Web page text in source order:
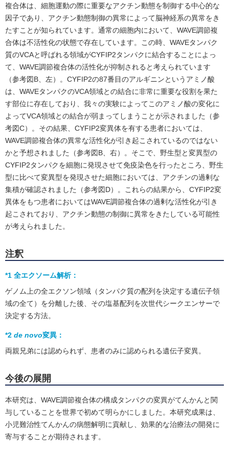
複合体は、細胞運動の際に重要なアクチン動態を制御する中心的な
因子であり、アクチン動態制御の異常によって脳神経系の異常をき
たすことが知られています。通常の細胞内において、WAVE調節複
合体は不活性化の状態で存在しています。この時、WAVEタンパク
質のVCAと呼ばれる領域がCYFIP2タンパクに結合することによっ
て、WAVE調節複合体の活性化が抑制されると考えられています
（参考図B、左）。CYFIP2の87番目のアルギニンというアミノ酸
は、WAVEタンパクのVCA領域との結合に非常に重要な役割を果た
す部位に存在しており、我々の実験によってこのアミノ酸の変化に
よってVCA領域との結合が弱まってしまうことが示されました（参
考図C）。その結果、CYFIP2変異体を有する患者においては、
WAVE調節複合体の異常な活性化が引き起こされているのではない
かと予想されました（参考図B、右）。そこで、野生型と変異型の
CYFIP2タンパクを細胞に発現させて免疫染色を行ったところ、野生
型に比べて変異型を発現させた細胞においては、アクチンの過剰な
集積が確認されました（参考図D）。これらの結果から、CYFIP2変
異体をもつ患者においてはWAVE調節複合体の過剰な活性化が引き
起こされており、アクチン動態の制御に異常をきたしている可能性
が考えられました。
注釈
*1 全エクソーム解析：
ゲノム上の全エクソン領域（タンパク質の配列を決定する遺伝子領
域の全て）を分離した後、その塩基配列を次世代シークエンサーで
決定する方法。
*2 de novo変異：
両親兄弟には認められず、患者のみに認められる遺伝子変異。
今後の展開
本研究は、WAVE調節複合体の構成タンパクの変異がてんかんと関
与していることを世界で初めて明らかにしました。本研究成果は、
小児難治性てんかんの病態解明に貢献し、効果的な治療法の開発に
寄与することが期待されます。